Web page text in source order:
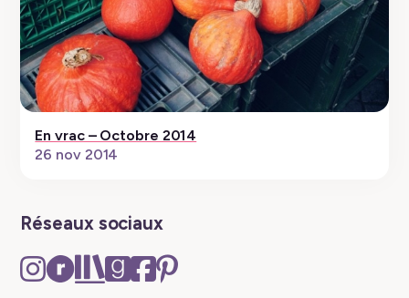
En vrac – Octobre 2014
26 nov 2014
Réseaux sociaux
Instagram
–
Ravelry
–
The
Storygraph
Goodreads
–
Facebook
–
Pinterest